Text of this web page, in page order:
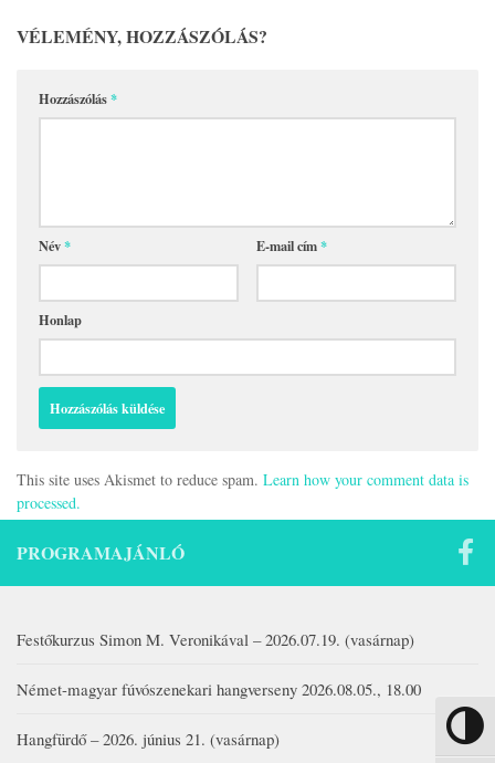
Nagy
VÉLEMÉNY, HOZZÁSZÓLÁS?
Hozzászólás*
Név* E-mail cím*
Honlap
This site uses Akismet to reduce spam. Learn how your comment data is
processed.
PROGRAMAJÁNLÓ
Festőkurzus Simon M. Veronikával – 2026.07.19. (vasárnap)
Német-magyar fúvószenekari hangverseny 2026.08.05., 18.00
Hangfürdő – 2026. június 21. (vasárnap)